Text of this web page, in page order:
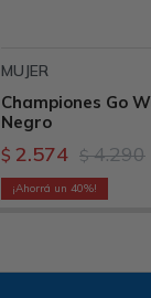
MUJER
Championes Go
Negro
$ 2.574 $ 4.290
40